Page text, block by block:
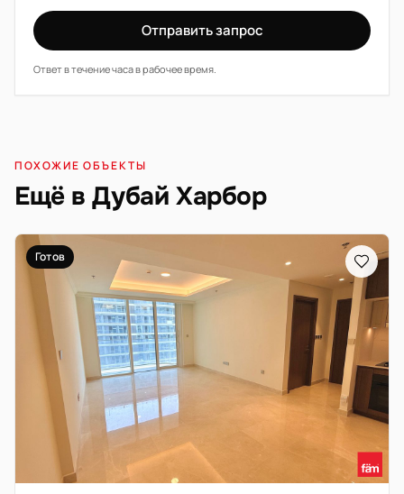
Отправить запрос
Ответ в течение часа в рабочее время.
ПОХОЖИЕ ОБЪЕКТЫ
Ещё в Дубай Харбор
Готов